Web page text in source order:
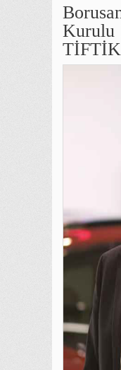
Kurulu
TİFTİK